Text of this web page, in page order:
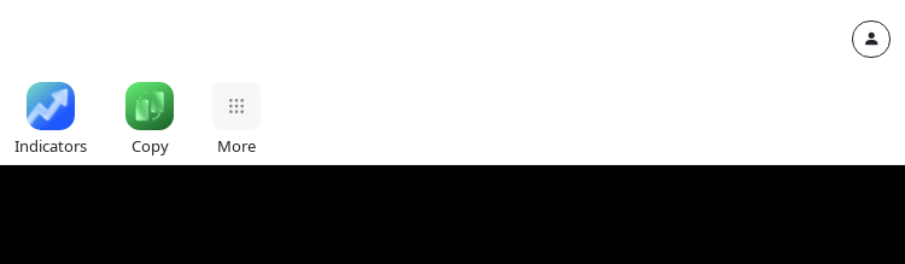
Indicators Copy More